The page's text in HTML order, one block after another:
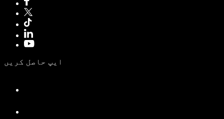
ایپ حاصل کریں